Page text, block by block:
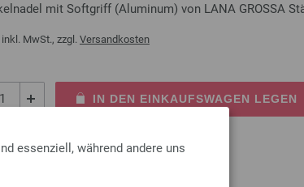
essenziell, während andere uns
mit Softgriff (Aluminum) von LANA GROSSA
inkl. MwSt., zzgl. Versandkosten
IN DEN EINKAUFSWAGEN LEGEN
meine Wunschliste